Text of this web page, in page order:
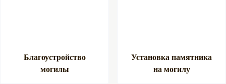
Благоустройство
могилы
Установка памятника
на могилу